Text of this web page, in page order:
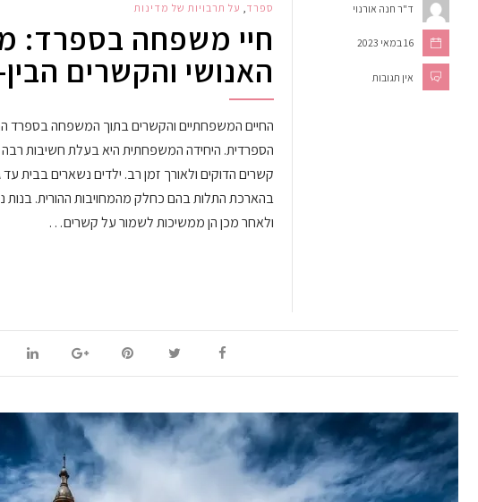
ד"ר חנה אורנוי
16 במאי 2023
אין תגובות
ספרד, על תרבויות של מדינות
חיי משפחה בספרד:
האנושי והקשרים
החיים המשפחתיים והקשרים בתוך המשפחה בספרד
הספרדית. היחידה המשפחתית היא בעלת חשיבות
קשרים הדוקים ולאורך זמן רב. ילדים נשארים בבית עד
בהארכת התלות בהם כחלק מהמחויבות ההורית. בנות
ולאחר מכן הן ממשיכות לשמור על קשרים…